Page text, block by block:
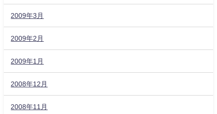
2009年3月
2009年2月
2009年1月
2008年12月
2008年11月